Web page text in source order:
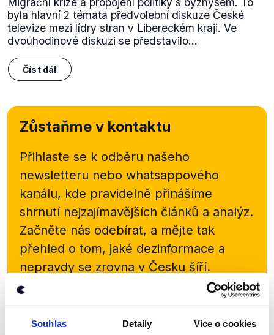
Souhlas Detaily Více o cookies
byla hlavní 2 témata předvolební diskuze České
televize mezi lídry stran v Libereckém kraji. Ve
dvouhodinové diskuzi se představilo...
Číst dál
Zůstaňme v kontaktu
Přihlaste se k odběru našeho
newsletteru nebo whatsappového
kanálu, kde pravidelně přinášíme
shrnutí nejzajímavějších článků a analýz.
Začněte nás odebírat, a mějte tak
přehled o tom, jaké dezinformace a
nepravdy se zrovna v Česku šíří.